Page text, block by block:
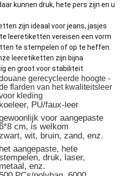
kunnen druk, hete pers zijn en u
zijn ideaal voor jeans, jasjes
leeretiketten vereisen een vorm
te stempelen of op te heffen.
leeretiketten zijn bijna
en groot voor stabiliteit.
gerecycleerde hoogte -
flarden van het kwaliteitsleer
kleding
koeleer, PU/faux-leer
voor aangepaste
cm, is welkom
wit, bruin, zand, enz.
het aangepaste, hete
druk, laser,
metaal, enz.